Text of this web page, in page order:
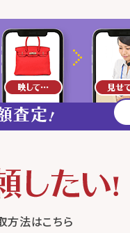
方法はこちら